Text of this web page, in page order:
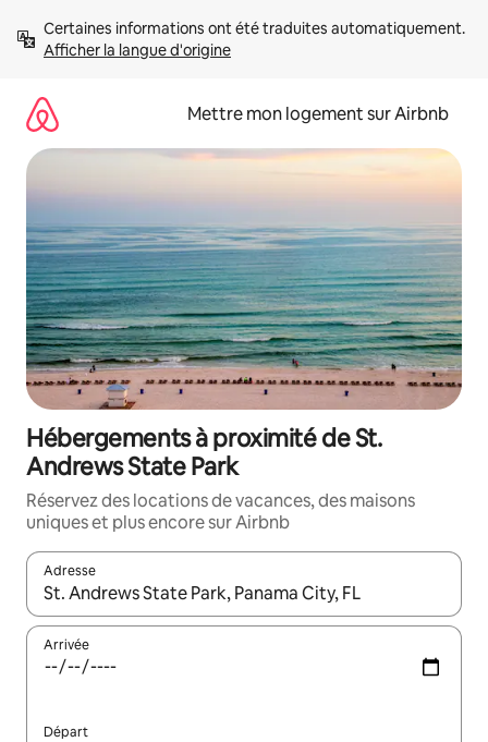
directement
Afficher la langue d'origine
Mettre mon logement sur Airbnb
Hébergements à proximité de St.
Andrews State Park
Réservez des locations de vacances, des maisons
uniques et plus encore sur Airbnb
Adresse
Lorsque les résultats s'affichent, utilisez les flèches vers le
Arrivée
Départ